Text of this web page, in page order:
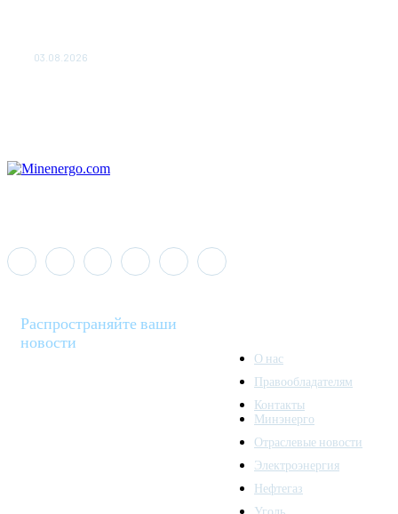
03.08.2026
Распространяйте ваши
новости
О нас
Правообладателям
Контакты
Минэнерго
Отраслевые новости
Электроэнергия
Нефтегаз